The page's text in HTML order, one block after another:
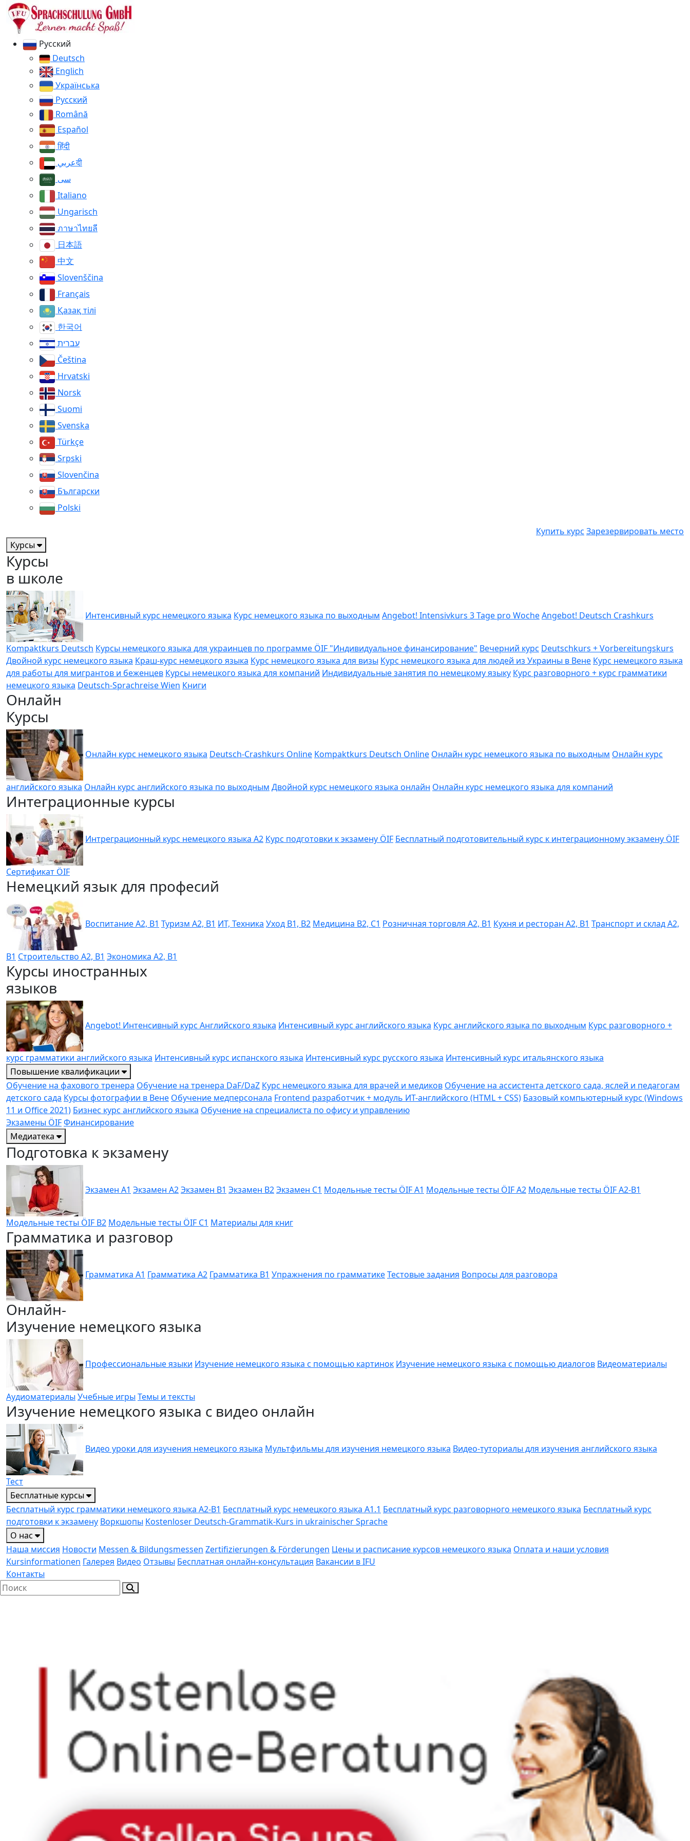
Русский
Deutsch
Englich
Українська
Русский
Română
Español
हिंदी
عربيदी
سی
Italiano
Ungarisch
ภาษาไทยลี
日本語
中文
Slovenščina
Français
Қазақ тілі
한국어
עברית
Čeština
Hrvatski
Norsk
Suomi
Svenska
Türkçe
Srpski
Slovenčina
Български
Polski
Купить курс Зарезервировать место
Курсы
Курсы
в школе
Интенсивный курс немецкого языка Курс немецкого языка по выходным Angebot! Intensivkurs 3 Tage pro WocheAngebot! Deutsch Crashkurs
Kompaktkurs Deutsch Курсы немецкого языка для украинцев по программе ÖIF "Индивидуальное финансирование" Вечерний курс Deutschkurs + Vorbereitungskurs
Двойной курс немецкого языка Краш-курс немецкого языка Курс немецкого языка для визы Курс немецкого языка для людей из Украины в Вене Курс немецкого языка
для работы для мигрантов и беженцев Курсы немецкого языка для компаний Индивидуальные занятия по немецкому языку Курс разговорного + курс грамматики
немецкого языка Deutsch-Sprachreise Wien Книги
Онлайн
Курсы
Онлайн курс немецкого языка Deutsch-Crashkurs Online Kompaktkurs Deutsch Online Онлайн курс немецкого языка по выходным Онлайн курс
английского языка Онлайн курс английского языка по выходным Двойной курс немецкого языка онлайн Онлайн курс немецкого языка для компаний
Интеграционные курсы
Интреграционный курс немецкого языка A2 Курс подготовки к экзамену ÖIF Бесплатный подготовительный курс к интеграционному экзамену ÖIF
Сертификат ÖIF
Немецкий язык для професий
Воспитание A2, B1 Туризм A2, B1 ИТ, Техника Уход B1, B2 Медицина B2, C1 Розничная торговля A2, B1 Кухня и ресторан A2, B1 Транспорт и склад A2,
B1 Строительство A2, B1 Экономика A2, B1
Курсы иностранных
языков
Angebot! Интенсивный курс Английского языка Интенсивный курс английского языка Курс английского языка по выходным Курс разговорного +
курс грамматики английского языка Интенсивный курс испанского языка Интенсивный курс русского языка Интенсивный курс итальянского языка
Повышение квалификации
Обучение на фахового тренера Обучение на тренера DaF/DaZ Курс немецкого языка для врачей и медиков Обучение на ассистента детского сада, яслей и педагогам
детского сада Курсы фотографии в Вене Обучение медперсонала Frontend разработчик + модуль ИТ-английского (HTML + CSS) Базовый компьютерный курс (Windows
11 и Office 2021) Бизнес курс английского языка Обучение на спрециалиста по офису и управлению
Экзамены ÖIFФинансирование
Медиатека
Подготовка к экзамену
Экзамен A1 Экзамен A2Экзамен B1 Экзамен B2Экзамен C1 Модельные тесты ÖIF A1 Модельные тесты ÖIF A2 Модельные тесты ÖIF A2-B1
Модельные тесты ÖIF B2 Модельные тесты ÖIF C1 Материалы для книг
Грамматика и разговор
Грамматика A1 Грамматика A2 Грамматика B1 Упражнения по грамматикеТестовые задания Вопросы для разговора
Онлайн-
Изучение немецкого языка
Профессиональные языки Изучение немецкого языка с помощью картинок Изучение немецкого языка с помощью диалогов Видеоматериалы
Аудиоматериалы Учебные игры Темы и тексты
Изучение немецкого языка с видео онлайн
Видео уроки для изучения немецкого языка Мультфильмы для изучения немецкого языка Видео-туториалы для изучения английского языка
Тест
Бесплатные курсы
Бесплатный курс грамматики немецкого языка A2-B1 Бесплатный курс немецкого языка A1.1 Бесплатный курс разговорного немецкого языка Бесплатный курс
подготовки к экзамену Воркшопы Kostenloser Deutsch-Grammatik-Kurs in ukrainischer Sprache
О нас
Наша миссия Новости Messen & Bildungs­messen Zertifizierungen & Förderungen Цены и расписание курсов немецкого языка Оплата и наши условия
Kursinformationen Галерея Видео Отзывы Бесплатная онлайн-консультация Вакансии в IFU
Контакты